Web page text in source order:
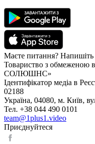
Маєте питання?
Товариство з обмеженою
СОЛЮШНС»
Ідентифікатор медіа в
02188
Україна, 04080, м. Київ,
Тел. +38 044 490 0101
team@1plus1.video
Приєднуйтеся